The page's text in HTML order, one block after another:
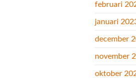
februari
januari
december
november
oktober